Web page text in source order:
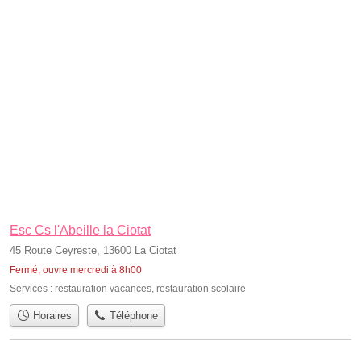
Esc Cs l'Abeille la Ciotat
45 Route Ceyreste, 13600 La Ciotat
Fermé, ouvre mercredi à 8h00
Services : restauration vacances, restauration scolaire
Horaires Téléphone